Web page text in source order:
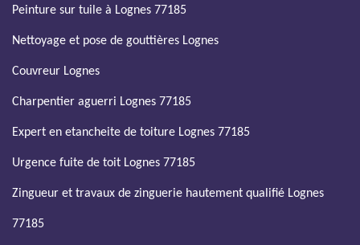
Peinture sur tuile à Lognes 77185
Nettoyage et pose de gouttières Lognes
Couvreur Lognes
Charpentier aguerri Lognes 77185
Expert en etancheite de toiture Lognes 77185
Urgence fuite de toit Lognes 77185
Zingueur et travaux de zinguerie hautement qualifié Lognes
77185